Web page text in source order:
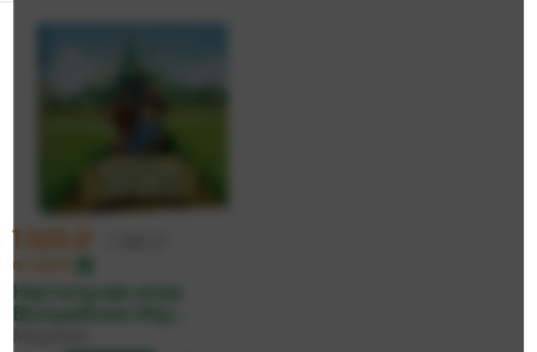
1 505 ₽
по карте
Настольная игра